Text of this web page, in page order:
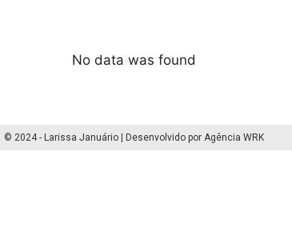
No data was found
© 2024 - Larissa Januário | Desenvolvido por Agência WRK